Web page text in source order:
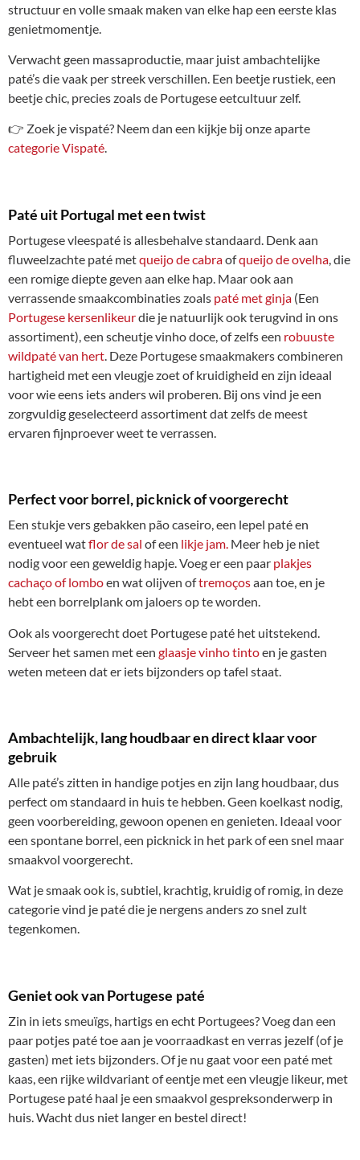
structuur en volle smaak maken van elke hap een eerste klas
genietmomentje.
Verwacht geen massaproductie, maar juist ambachtelijke
paté’s die vaak per streek verschillen. Een beetje rustiek, een
beetje chic, precies zoals de Portugese eetcultuur zelf.
👉 Zoek je vispaté? Neem dan een kijkje bij onze aparte
categorie Vispaté.
Paté uit Portugal met een twist
Portugese vleespaté is allesbehalve standaard. Denk aan
fluweelzachte paté metqueijo de cabraofqueijo de ovelha, die
een romige diepte geven aan elke hap. Maar ook aan
verrassende smaakcombinaties zoals paté met ginja (Een
Portugese kersenlikeurdie je natuurlijk ook terugvind in ons
assortiment), een scheutje vinho doce, of zelfs een robuuste
wildpaté van hert. Deze Portugese smaakmakers combineren
hartigheid met een vleugje zoet of kruidigheid en zijn ideaal
voor wie eens iets anders wil proberen. Bij ons vind je een
zorgvuldig geselecteerd assortiment dat zelfs de meest
ervaren fijnproever weet te verrassen.
Perfect voor borrel, picknick of voorgerecht
Een stukje vers gebakken pão caseiro, een lepel paté en
eventueel watflor de sal of een likje jam. Meer heb je niet
nodig voor een geweldig hapje. Voeg er een paar plakjes
cachaço of lomboen wat olijven oftremoçosaan toe, en je
hebt een borrelplank om jaloers op te worden.
Ook als voorgerecht doet Portugese paté het uitstekend.
Serveer het samen met een glaasje vinho tintoen je gasten
weten meteen dat er iets bijzonders op tafel staat.
Ambachtelijk, lang houdbaar en direct klaar voor
gebruik
Alle paté’s zitten in handige potjes en zijn lang houdbaar, dus
perfect om standaard in huis te hebben. Geen koelkast nodig,
geen voorbereiding, gewoon openen en genieten. Ideaal voor
een spontane borrel, een picknick in het park of een snel maar
smaakvol voorgerecht.
Wat je smaak ook is, subtiel, krachtig, kruidig of romig, in deze
categorie vind je paté die je nergens anders zo snel zult
tegenkomen.
Geniet ook van Portugese paté
Zin in iets smeuïgs, hartigs en echt Portugees? Voeg dan een
paar potjes paté toe aan je voorraadkast en verras jezelf (of je
gasten) met iets bijzonders. Of je nu gaat voor een paté met
kaas, een rijke wildvariant of eentje met een vleugje likeur, met
Portugese paté haal je een smaakvol gespreksonderwerp in
huis. Wacht dus niet langer en bestel direct!